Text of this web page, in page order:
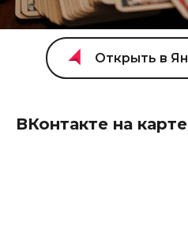
ВКонтакте на карте